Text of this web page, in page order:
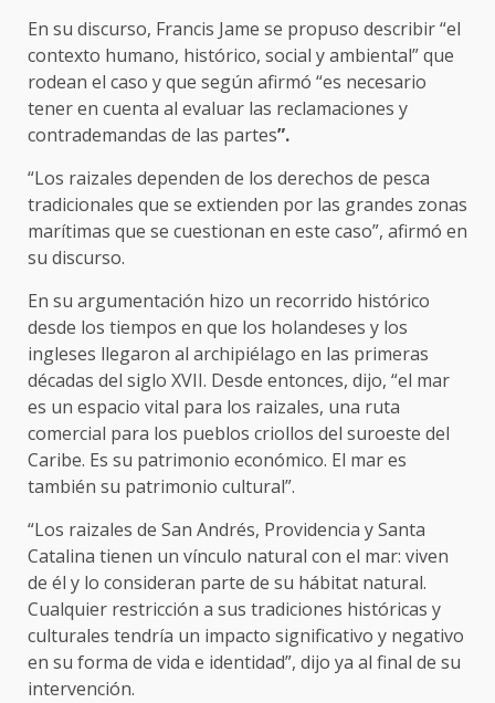
En su discurso, Francis Jame se propuso describir “el
contexto humano, histórico, social y ambiental” que
rodean el caso y que según afirmó “es necesario
tener en cuenta al evaluar las reclamaciones y
contrademandas de las partes”.
“Los raizales dependen de los derechos de pesca
tradicionales que se extienden por las grandes zonas
marítimas que se cuestionan en este caso”, afirmó en
su discurso.
En su argumentación hizo un recorrido histórico
desde los tiempos en que los holandeses y los
ingleses llegaron al archipiélago en las primeras
décadas del siglo XVII. Desde entonces, dijo, “el mar
es un espacio vital para los raizales, una ruta
comercial para los pueblos criollos del suroeste del
Caribe. Es su patrimonio económico. El mar es
también su patrimonio cultural”.
“Los raizales de San Andrés, Providencia y Santa
Catalina tienen un vínculo natural con el mar: viven
de él y lo consideran parte de su hábitat natural.
Cualquier restricción a sus tradiciones históricas y
culturales tendría un impacto significativo y negativo
en su forma de vida e identidad”, dijo ya al final de su
intervención.